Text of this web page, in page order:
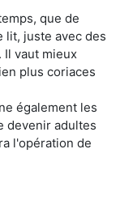
que de
lit, juste avec des
vaut mieux
plus coriaces
également les
devenir adultes
l'opération de